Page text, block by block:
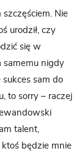
Nie
urodził, czy
się w
samemu nigdy
sam do
to sorry – raczej
talent,
będzie mnie